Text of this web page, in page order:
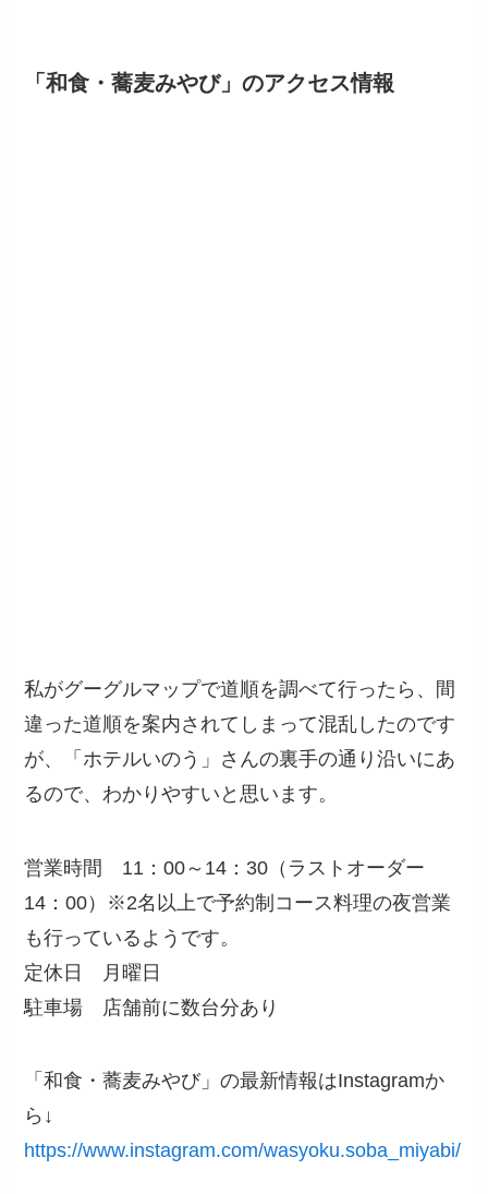
「和食・蕎麦みやび」のアクセス情報
私がグーグルマップで道順を調べて行ったら、間
違った道順を案内されてしまって混乱したのです
が、「ホテルいのう」さんの裏手の通り沿いにあ
るので、わかりやすいと思います。
営業時間 11：00～14：30（ラストオーダー
14：00）※2名以上で予約制コース料理の夜営業
も行っているようです。
定休日 月曜日
駐車場 店舗前に数台分あり
「和食・蕎麦みやび」の最新情報はInstagramか
ら↓
https://www.instagram.com/wasyoku.soba_miyabi/